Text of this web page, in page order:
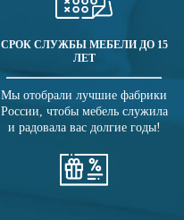
СРОК СЛУЖБЫ МЕБЕЛИ ДО 15
ЛЕТ
Мы отобрали лучшие фабрики
России, чтобы мебель служила
и радовала вас долгие годы!